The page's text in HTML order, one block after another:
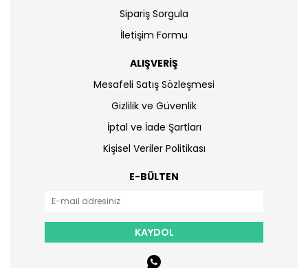
Sipariş Sorgula
İletişim Formu
ALIŞVERİŞ
Mesafeli Satış Sözleşmesi
Gizlilik ve Güvenlik
İptal ve İade Şartları
Kişisel Veriler Politikası
E-BÜLTEN
KAYDOL